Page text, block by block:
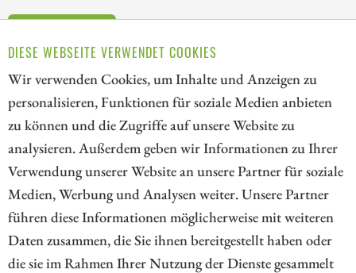
DIESE WEBSEITE VERWENDET COOKIES
Wir verwenden Cookies, um Inhalte und Anzeigen zu
personalisieren, Funktionen für soziale Medien anbieten
zu können und die Zugriffe auf unsere Website zu
analysieren. Außerdem geben wir Informationen zu Ihrer
Verwendung unserer Website an unsere Partner für soziale
Medien, Werbung und Analysen weiter. Unsere Partner
führen diese Informationen möglicherweise mit weiteren
Daten zusammen, die Sie ihnen bereitgestellt haben oder
die sie im Rahmen Ihrer Nutzung der Dienste gesammelt
6 8 9 10 11 12 13 14
// kapitalerhoehungen.de - © 2026 - Die Informationsplattform für
Investoren und Unternehmen rund um Kapitalerhöhung, Kapitalmarkt
und Unternehmensfinanzierung